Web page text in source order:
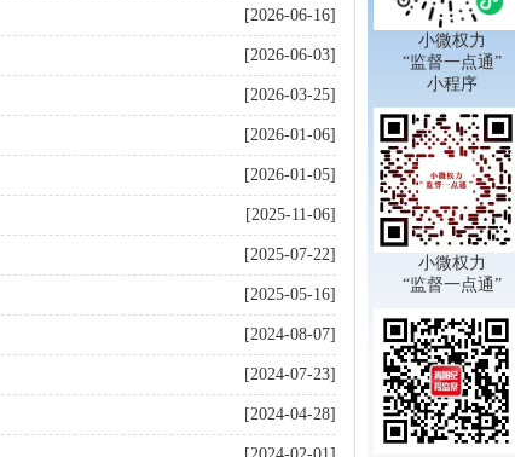
[2026-06-16]
[2026-06-03]
[2026-03-25]
[2026-01-06]
[2026-01-05]
[2025-11-06]
[2025-07-22]
[2025-05-16]
[2024-08-07]
[2024-07-23]
[2024-04-28]
小微权力
“监督一点通”
小程序
小微权力
“监督一点通”